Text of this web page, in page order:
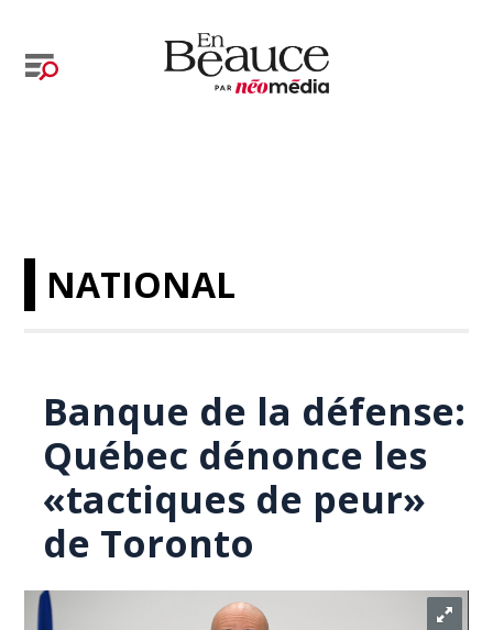
NATIONAL
Banque de la défense:
Québec dénonce les
«tactiques de peur»
de Toronto